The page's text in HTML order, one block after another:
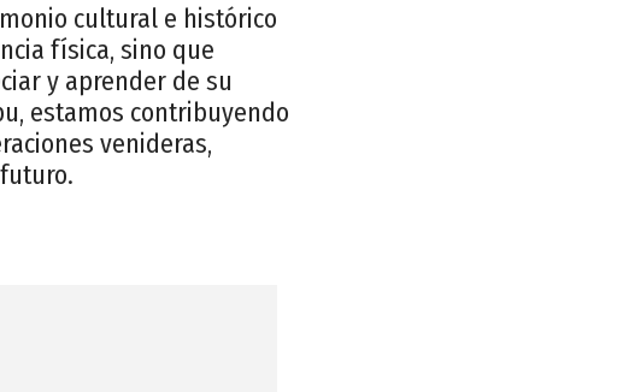
cultural e histórico
física, sino que
y aprender de su
estamos contribuyendo
venideras,